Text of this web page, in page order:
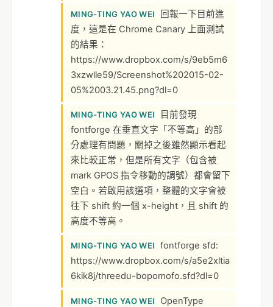
MING-TING YAO WEI
回報一下目前進
度，這是在 Chrome Canary 上面測試
的結果：
https://www.dropbox.com/s/9eb5m6
3xzwlle59/Screenshot%202015-02-
05%2003.21.45.png?dl=0
MING-TING YAO WEI
目前發現
fontforge 在垂直文字「不等高」的部
分處理有問題，關掉之後雖然顯示看起
來比較正常，但是所有文字（包含被
mark GPOS 指令移動的調號）都會留下
空白。若啟用該選項，整體的文字會被
往下 shift 約一個 x-height，且 shift 的
高度不等高。
MING-TING YAO WEI
fontforge sfd:
https://www.dropbox.com/s/a5e2xltia
6kik8j/threedu-bopomofo.sfd?dl=0
MING-TING YAO WEI OpenType